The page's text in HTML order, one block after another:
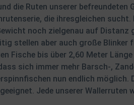
die Ruten unserer befreundeten
die ihresgleichen
noch zielgenau auf Distanz
stellen aber auch große Blinker
Fische bis über 2,60 Meter
sich immer mehr Barsch-,
nun endlich möglich.
Jede unserer Wallerruten